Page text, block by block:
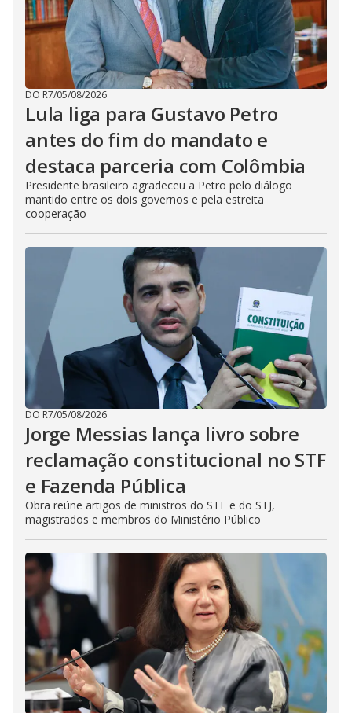
DO R7/05/08/2026
Lula liga para Gustavo Petro
antes do fim do mandato e
destaca parceria com Colômbia
Presidente brasileiro agradeceu a Petro pelo diálogo
mantido entre os dois governos e pela estreita
cooperação
DO R7/05/08/2026
Jorge Messias lança livro sobre
reclamação constitucional no STF
e Fazenda Pública
Obra reúne artigos de ministros do STF e do STJ,
magistrados e membros do Ministério Público